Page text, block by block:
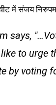
संजय निरुपम
says,
to urge
by voting